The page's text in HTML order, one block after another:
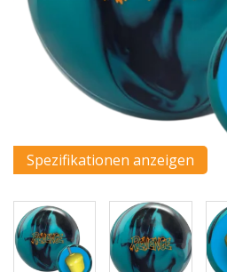
Spezifikationen anzeigen